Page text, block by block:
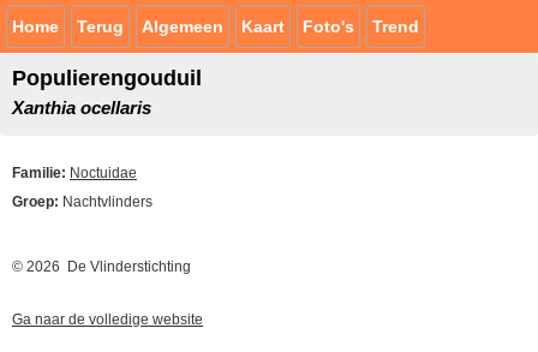
Home Terug Algemeen Kaart Foto's Trend
Populierengouduil
Xanthia ocellaris
Familie: Noctuidae
Groep: Nachtvlinders
© 2026 De Vlinderstichting
Ga naar de volledige website